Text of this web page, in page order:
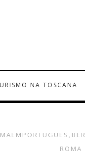
NA TOSCANA
,
ROMA